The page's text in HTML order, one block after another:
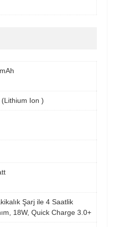
(Lithium Ion )
Şarj ile 4 Saatlik
18W, Quick Charge 3.0+